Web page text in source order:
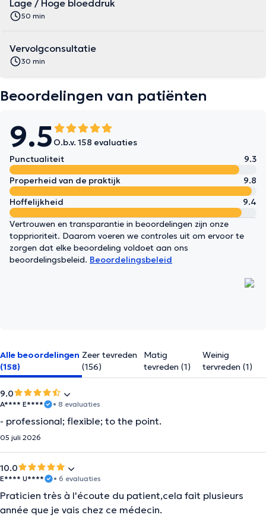
Lage / Hoge bloeddruk
50 min
Vervolgconsultatie
30 min
Beoordelingen van patiënten
9.5 O.b.v. 158 evaluaties
Punctualiteit
9.3
Properheid van de praktijk
9.8
Hoffelijkheid
9.4
Vertrouwen en transparantie in beoordelingen zijn onze
topprioriteit. Daarom voeren we controles uit om ervoor te
zorgen dat elke beoordeling voldoet aan ons
beoordelingsbeleid. Beoordelingsbeleid
Alle beoordelingen
(158)
Zeer tevreden
(156)
Matig
tevreden (1)
Weinig
tervreden (1)
9.0
A**** E**** • 8 evaluaties
- professional; flexible; to the point.
05 juli 2026
10.0
E**** U**** • 6 evaluaties
Praticien très à l'écoute du patient,cela fait plusieurs
année que je vais chez ce médecin.